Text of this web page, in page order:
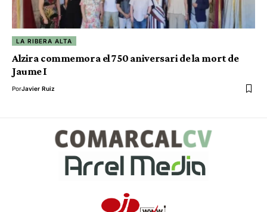
LA RIBERA ALTA
Alzira commemora el 750 aniversari de la mort de
Jaume I
PorJavier Ruiz